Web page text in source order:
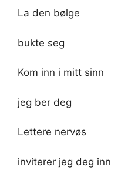
La den bølge
bukte seg
Kom inn i mitt sinn
jeg ber deg
Lettere nervøs
inviterer jeg deg inn